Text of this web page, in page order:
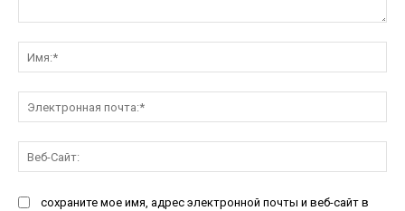
сохраните мое имя, адрес электронной почты и веб-сайт в